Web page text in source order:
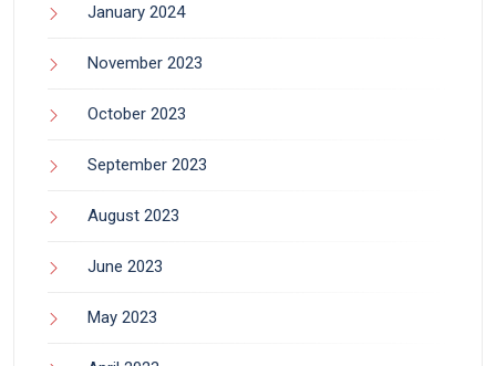
January 2024
November 2023
October 2023
September 2023
August 2023
June 2023
May 2023